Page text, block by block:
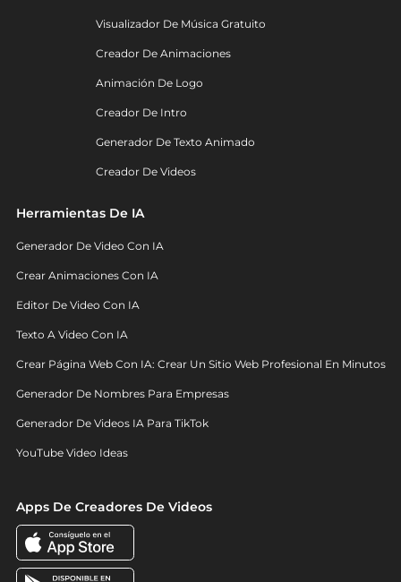
Visualizador De Música Gratuito
Creador De Animaciones
Animación De Logo
Creador De Intro
Generador De Texto Animado
Creador De Videos
Herramientas De IA
Generador De Video Con IA
Crear Animaciones Con IA
Editor De Video Con IA
Texto A Video Con IA
Crear Página Web Con IA: Crear Un Sitio Web Profesional En Minutos
Generador De Nombres Para Empresas
Generador De Videos IA Para TikTok
YouTube Video Ideas
Apps De Creadores De Videos